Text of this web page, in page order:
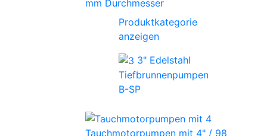
mm Durchmesser
Produktkategorie
anzeigen
3" Edelstahl
Tiefbrunnenpumpen
B-SP
Tauchmotorpumpen mit 4" / 98